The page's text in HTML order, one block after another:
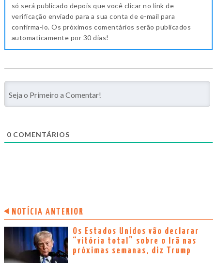
só será publicado depois que você clicar no link de
verificação enviado para a sua conta de e-mail para
confirma-lo. Os próximos comentários serão publicados
automaticamente por 30 dias!
0 COMENTÁRIOS
NOTÍCIA ANTERIOR
Os Estados Unidos vão declarar
“vitória total” sobre o Irã nas
próximas semanas, diz Trump